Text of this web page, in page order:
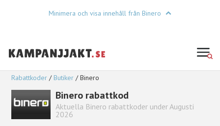
Minimera och visa innehåll från Binero
Rabattkoder Butiker Binero
Binero rabattkod
Aktuella Binero rabattkoder under Augusti
2026